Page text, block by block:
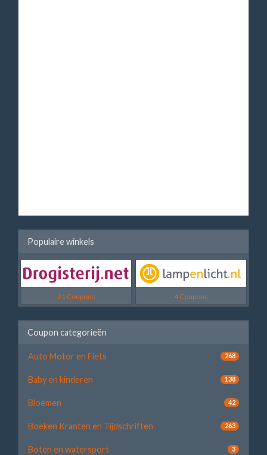
Populaire winkels
21 Coupons 4 Coupons
Coupon categorieën
Auto Motor en Fiets 268
Baby en kinderen 138
Bloemen 42
Boeken Kranten en Tijdschriften 263
Boten en watersport 3